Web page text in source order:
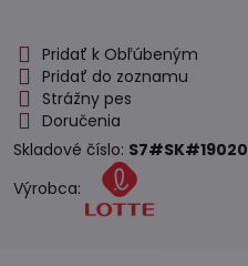
Pridať k Obľúbeným
Pridať do zoznamu
Strážny pes
Doručenia
Skladové číslo:
Výrobca: